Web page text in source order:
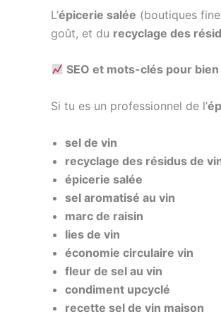
L’épicerie salée (boutiques
goût, et du recyclage des
SEO et mots-clés pour
Si tu es un professionnel de l’
sel de vin
recyclage des résidus de
épicerie salée
sel aromatisé au vin
marc de raisin
lies de vin
économie circulaire vin
fleur de sel au vin
condiment upcyclé
recette sel de vin maison